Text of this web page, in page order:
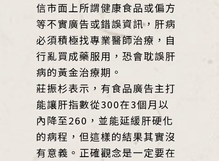
信市面上所謂健康食品或偏方
等不實廣告或錯誤資訊，肝病
必須積極找專業醫師治療，自
行亂買成藥服用，恐會耽誤肝
病的黃金治療期。
莊振杉表示，有食品廣告主打
能讓肝指數從300在3個月以
內降至260，並能延緩肝硬化
的病程，但這樣的結果其實沒
有意義。正確觀念是一定要在